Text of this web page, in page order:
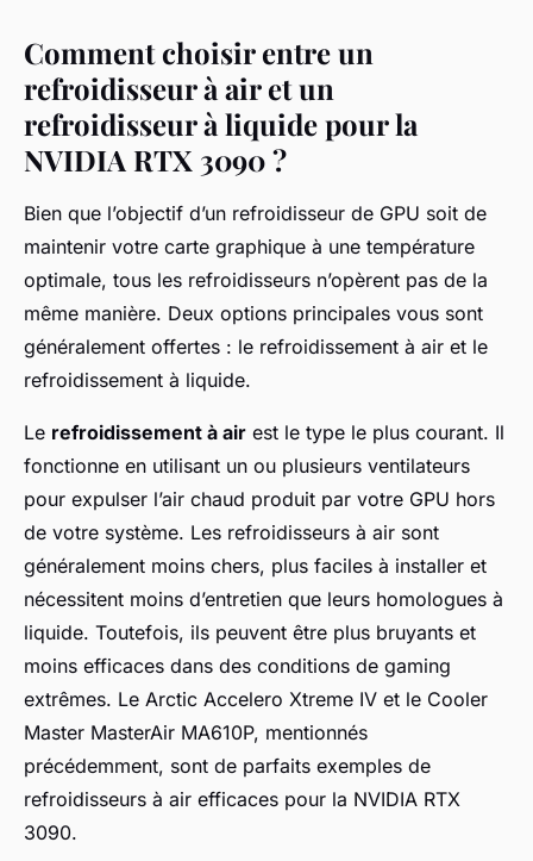
Comment choisir entre un
refroidisseur à air et un
refroidisseur à liquide pour la
NVIDIA RTX 3090 ?
Bien que l’objectif d’un refroidisseur de GPU soit de
maintenir votre carte graphique à une température
optimale, tous les refroidisseurs n’opèrent pas de la
même manière. Deux options principales vous sont
généralement offertes : le refroidissement à air et le
refroidissement à liquide.
Le refroidissement à air est le type le plus courant. Il
fonctionne en utilisant un ou plusieurs ventilateurs
pour expulser l’air chaud produit par votre GPU hors
de votre système. Les refroidisseurs à air sont
généralement moins chers, plus faciles à installer et
nécessitent moins d’entretien que leurs homologues à
liquide. Toutefois, ils peuvent être plus bruyants et
moins efficaces dans des conditions de gaming
extrêmes. Le Arctic Accelero Xtreme IV et le Cooler
Master MasterAir MA610P, mentionnés
précédemment, sont de parfaits exemples de
refroidisseurs à air efficaces pour la NVIDIA RTX
3090.